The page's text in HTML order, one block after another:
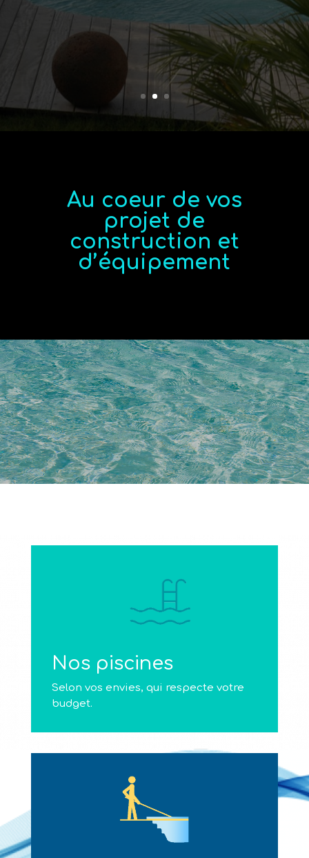
Au coeur de vos
projet de
construction et
d’équipement
Nos piscines
Selon vos envies, qui respecte votre
budget.